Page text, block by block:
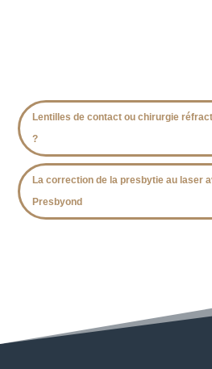
Lentilles de contact ou chirurgie
?
La correction de la presbytie au laser
Presbyond